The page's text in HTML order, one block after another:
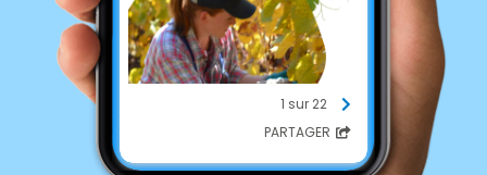
1 sur 22
PARTAGER